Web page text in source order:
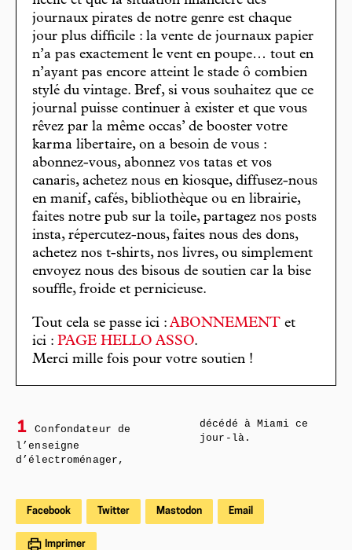
journaux pirates de notre genre est chaque
jour plus difficile : la vente de journaux papier
n’a pas exactement le vent en poupe… tout en
n’ayant pas encore atteint le stade ô combien
stylé du vintage. Bref, si vous souhaitez que ce
journal puisse continuer à exister et que vous
rêvez par la même occas’ de booster votre
karma libertaire, on a besoin de vous :
abonnez-vous, abonnez vos tatas et vos
canaris, achetez nous en kiosque, diffusez-nous
en manif, cafés, bibliothèque ou en librairie,
faites notre pub sur la toile, partagez nos posts
insta, répercutez-nous, faites nous des dons,
achetez nos t-shirts, nos livres, ou simplement
envoyez nous des bisous de soutien car la bise
souffle, froide et pernicieuse.
Tout cela se passe ici : ABONNEMENT et
ici : PAGE HELLO ASSO.
Merci mille fois pour votre soutien !
1
Confondateur de
l’enseigne
d’électroménager,
décédé à Miami ce
jour-là.
Facebook Twitter Mastodon Email
Imprimer